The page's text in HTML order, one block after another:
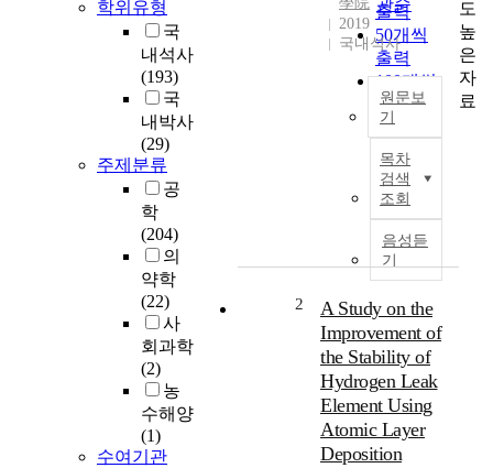
학위유형
국
내석사
(193)
국
내박사
(29)
주제분류
공
학
(204)
의
약학
(22)
사
회과학
(2)
농
수해양
(1)
수여기관
관순
출력
50개씩
출력
100개씩
출력
2019
국내석사
원문보
기
목차
검색
조회
음성듣
기
2
A Study on the
Improvement of
the Stability of
Hydrogen Leak
Element Using
Atomic Layer
Deposition
도
높
은
자
료